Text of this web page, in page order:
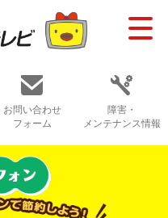
お問い合わせ
フォーム
障害・
メンテナンス情報